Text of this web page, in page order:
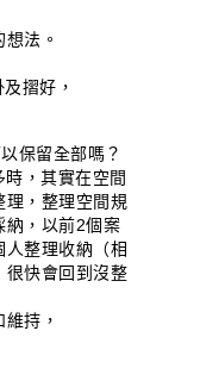
法。
摺好，
保留全部嗎？
，其實在空間
理，整理空間規
納，以前2個案
整理收納（相
很快會回到沒整
持，